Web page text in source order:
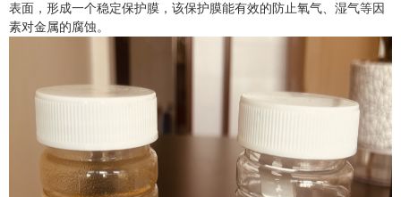
表面，形成一个稳定保护膜，该保护膜能有效的防止氧气、湿气等因
素对金属的腐蚀。